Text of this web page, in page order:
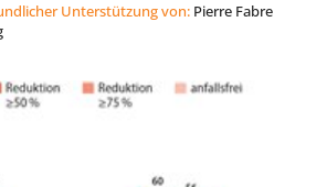
Unterstützung von: Pierre Fabre